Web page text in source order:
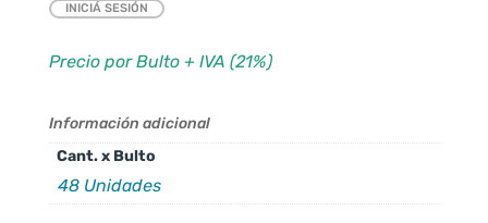
INICIÁ SESIÓN
Precio por Bulto + IVA (21%)
Información adicional
Cant. x Bulto
48 Unidades